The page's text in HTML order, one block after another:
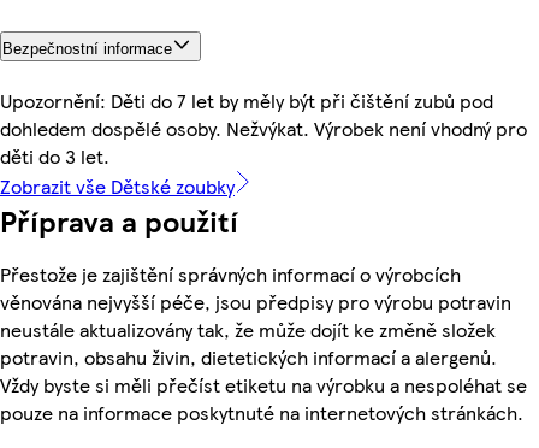
Bezpečnostní informace
Upozornění: Děti do 7 let by měly být při čištění zubů pod
dohledem dospělé osoby. Nežvýkat. Výrobek není vhodný pro
děti do 3 let.
Zobrazit vše Dětské zoubky
Příprava a použití
Přestože je zajištění správných informací o výrobcích
věnována nejvyšší péče, jsou předpisy pro výrobu potravin
neustále aktualizovány tak, že může dojít ke změně složek
potravin, obsahu živin, dietetických informací a alergenů.
Vždy byste si měli přečíst etiketu na výrobku a nespoléhat se
pouze na informace poskytnuté na internetových stránkách.